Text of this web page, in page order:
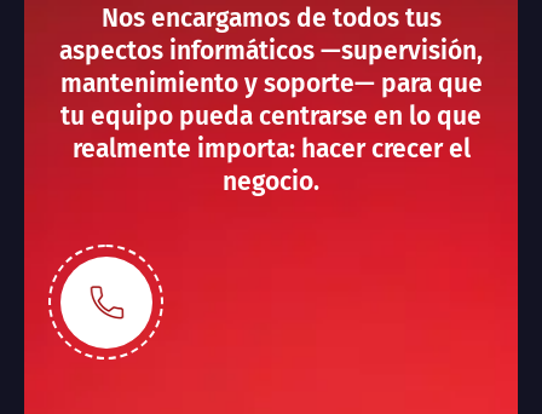
Nos encargamos de todos tus
aspectos informáticos —supervisión,
mantenimiento y soporte— para que
tu equipo pueda centrarse en lo que
realmente importa: hacer crecer el
negocio.